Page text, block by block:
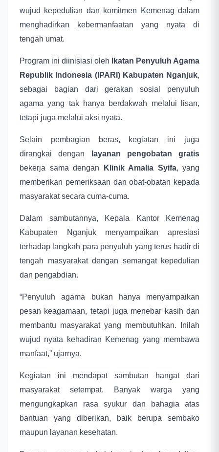
wujud kepedulian dan komitmen Kemenag dalam
menghadirkan kebermanfaatan yang nyata di
tengah umat.
Program ini diinisiasi oleh
Ikatan Penyuluh Agama
Republik Indonesia (IPARI) Kabupaten Nganjuk,
sebagai bagian dari gerakan sosial penyuluh
agama yang tak hanya berdakwah melalui lisan,
tetapi juga melalui aksi nyata.
Selain pembagian beras, kegiatan ini juga
dirangkai dengan
layanan pengobatan gratis
bekerja sama dengan
Klinik Amalia Syifa, yang
memberikan pemeriksaan dan obat-obatan kepada
masyarakat secara cuma-cuma.
Dalam sambutannya, Kepala Kantor Kemenag
Kabupaten Nganjuk menyampaikan apresiasi
terhadap langkah para penyuluh yang terus hadir di
tengah masyarakat dengan semangat kepedulian
dan pengabdian.
“Penyuluh agama bukan hanya menyampaikan
pesan keagamaan, tetapi juga menebar kasih dan
membantu masyarakat yang membutuhkan. Inilah
wujud nyata kehadiran Kemenag yang membawa
manfaat,” ujarnya.
Kegiatan ini mendapat sambutan hangat dari
masyarakat setempat. Banyak warga yang
mengungkapkan rasa syukur dan bahagia atas
bantuan yang diberikan, baik berupa sembako
maupun layanan kesehatan.